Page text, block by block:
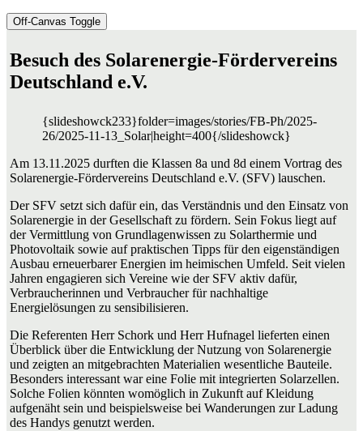
Off-Canvas Toggle
Besuch des Solarenergie-Fördervereins
Deutschland e.V.
{slideshowck233}folder=images/stories/FB-Ph/2025-
26/2025-11-13_Solar|height=400{/slideshowck}
Am 13.11.2025 durften die Klassen 8a und 8d einem Vortrag des
Solarenergie-Fördervereins Deutschland e.V. (SFV) lauschen.
Der SFV setzt sich dafür ein, das Verständnis und den Einsatz von
Solarenergie in der Gesellschaft zu fördern. Sein Fokus liegt auf
der Vermittlung von Grundlagenwissen zu Solarthermie und
Photovoltaik sowie auf praktischen Tipps für den eigenständigen
Ausbau erneuerbarer Energien im heimischen Umfeld. Seit vielen
Jahren engagieren sich Vereine wie der SFV aktiv dafür,
Verbraucherinnen und Verbraucher für nachhaltige
Energielösungen zu sensibilisieren.
Die Referenten Herr Schork und Herr Hufnagel lieferten einen
Überblick über die Entwicklung der Nutzung von Solarenergie
und zeigten an mitgebrachten Materialien wesentliche Bauteile.
Besonders interessant war eine Folie mit integrierten Solarzellen.
Solche Folien könnten womöglich in Zukunft auf Kleidung
aufgenäht sein und beispielsweise bei Wanderungen zur Ladung
des Handys genutzt werden.